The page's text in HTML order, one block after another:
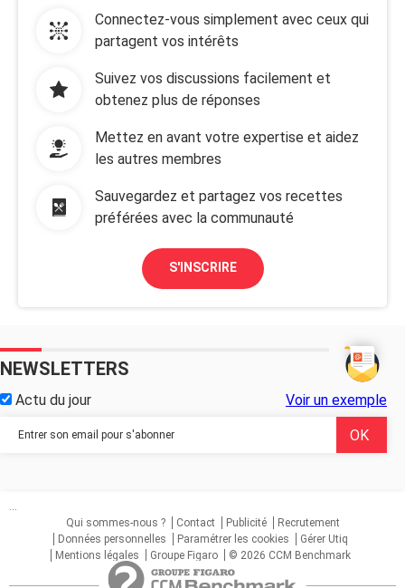
Connectez-vous simplement avec ceux qui
partagent vos intérêts
Suivez vos discussions facilement et
obtenez plus de réponses
Mettez en avant votre expertise et aidez
les autres membres
Sauvegardez et partagez vos recettes
préférées avec la communauté
S'INSCRIRE
NEWSLETTERS
Actu du jour Voir un exemple
...
Qui sommes-nous ?
Contact Publicité
Recrutement
Données personnelles
Paramétrer les cookies
Gérer Utiq
Mentions légales
Groupe Figaro © 2026 CCM Benchmark